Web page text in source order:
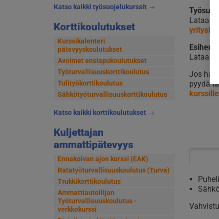
Katso kaikki työsuojelukurssit
Korttikoulutukset
Kurssikalenteri
pätevyyskoulutukset
Avoimet ensiapukoulutukset
Työturvallisuuskorttikoulutus
Tulityökorttikoulutus
Sähkötyöturvallisuuskorttikoulutus
Katso kaikki korttikoulutukset
Kuljettajan
ammattipätevyys
Ennakoivan ajon kurssi (EAK)
Ratatyöturvallisuuskoulutus (Turva)
Trukkikorttikoulutus
Ammattiautoilijan
Työturvallisuuskoulutus -
verkkokurssi
Lataa
Lataa
Jos
pyydä